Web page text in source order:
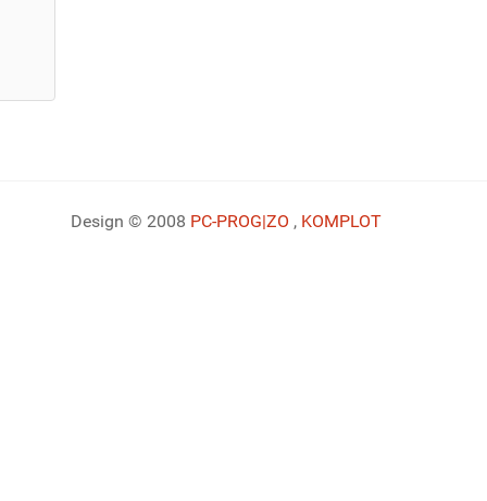
Design © 2008 PC-PROG|ZO , KOMPLOT